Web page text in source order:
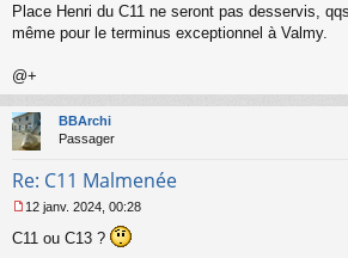
Place Henri du C11 ne seront pas desservis,
même pour le terminus exceptionnel à Valmy.
@+
BBArchi
Passager
Re: C11 Malmenée
e
12 janv. 2024, 00:28
C11 ou C13 ?